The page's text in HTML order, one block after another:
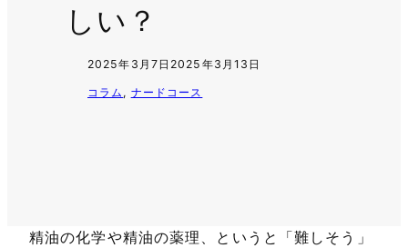
しい？
2025年3月7日 2025年3月13日
コラム , ナードコース
精油の化学や精油の薬理、というと「難しそう」